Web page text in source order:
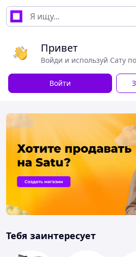
Привет
Войди и используй Сату
Войти
Тебя заинтересует